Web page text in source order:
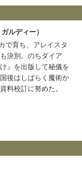
ルディー）
で育ち、アレイスタ
決別。のちダイア
』を出版して秘儀を
後はしばらく魔術か
料校訂に努めた。